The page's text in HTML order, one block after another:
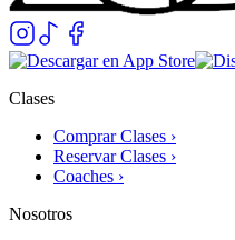
Clases
Comprar Clases ›
Reservar Clases ›
Coaches ›
Nosotros